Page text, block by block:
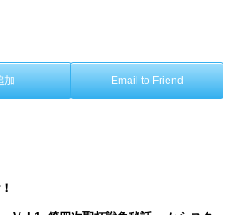
加 Email to Friend